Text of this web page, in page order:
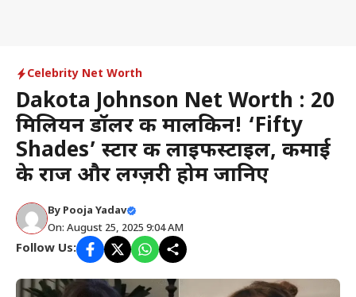
Celebrity Net Worth
Dakota Johnson Net Worth : 20
मिलियन डॉलर की मालकिन! ‘Fifty
Shades’ स्टार की लाइफस्टाइल, कमाई
के राज और लग्ज़री होम जानिए
By Pooja Yadav
On: August 25, 2025 9:04 AM
Follow Us: